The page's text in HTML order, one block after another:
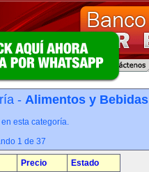
- Alimentos y Bebidas
esta categoría.
1 de 37
Precio
Estado